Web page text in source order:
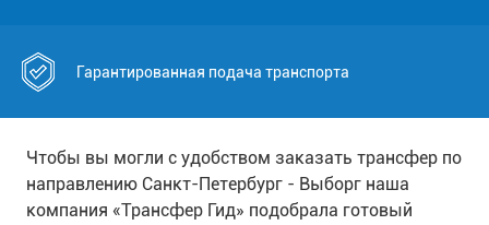
Гарантированная подача транспорта
Чтобы вы могли с удобством заказать трансфер по
направлению Санкт-Петербург - Выборг наша
компания «Трансфер Гид» подобрала готовый